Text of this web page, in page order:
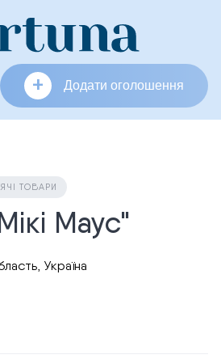
+ Додати оголошення
ТОВАРИ
Маус"
Україна